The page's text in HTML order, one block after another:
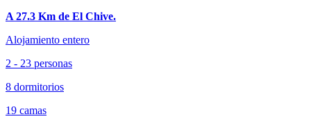
A 27.3 Km de El Chive.
Alojamiento entero
2 - 23 personas
8 dormitorios
19 camas